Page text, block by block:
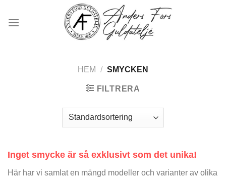
HEM / SMYCKEN
FILTRERA
Inget smycke är så exklusivt som det unika!
Här har vi samlat en mängd modeller och varianter av olika